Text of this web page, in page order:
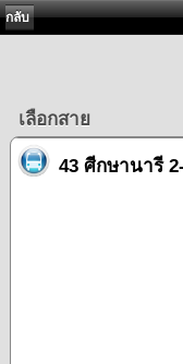
กลับ
เลือกสาย
43 ศีกษานารี